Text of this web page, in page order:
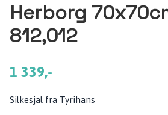
Herborg
812,012
1 339,-
Silkesjal fra Tyrihans